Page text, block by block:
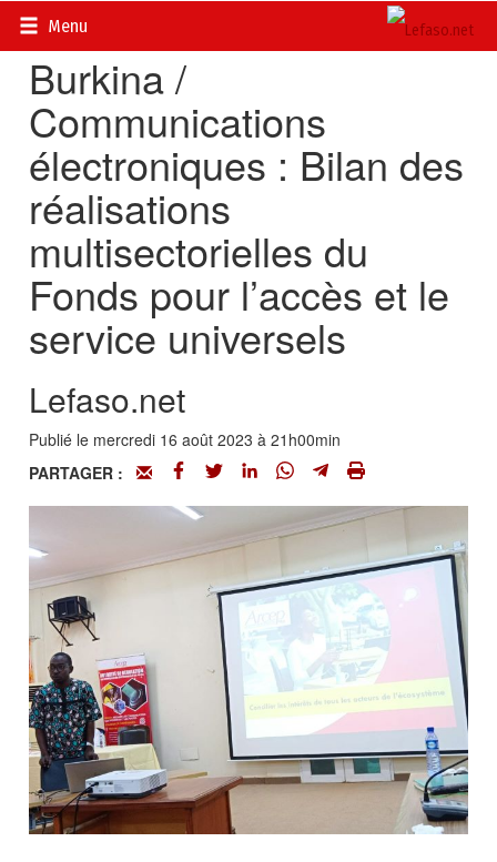
Menu
Accueil>
Burkina /
Communications
électroniques : Bilan des
réalisations
multisectorielles du
Fonds pour l’accès et le
service universels
Lefaso.net
Publié le mercredi 16 août 2023 à 21h00min
PARTAGER :